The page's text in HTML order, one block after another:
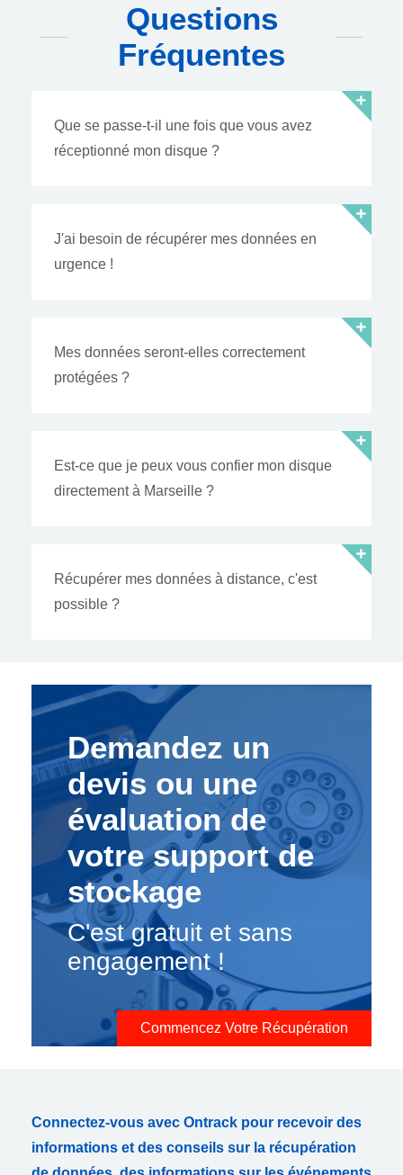
Questions
Fréquentes
Que se passe-t-il une fois que vous avez
réceptionné mon disque ?
J'ai besoin de récupérer mes données en
urgence !
Mes données seront-elles correctement
protégées ?
Est-ce que je peux vous confier mon disque
directement à Marseille ?
Récupérer mes données à distance, c'est
possible ?
Demandez un
devis ou une
évaluation de
votre support de
stockage
C'est gratuit et sans
engagement !
Commencez Votre Récupération
Connectez-vous avec Ontrack pour recevoir des
informations et des conseils sur la récupération